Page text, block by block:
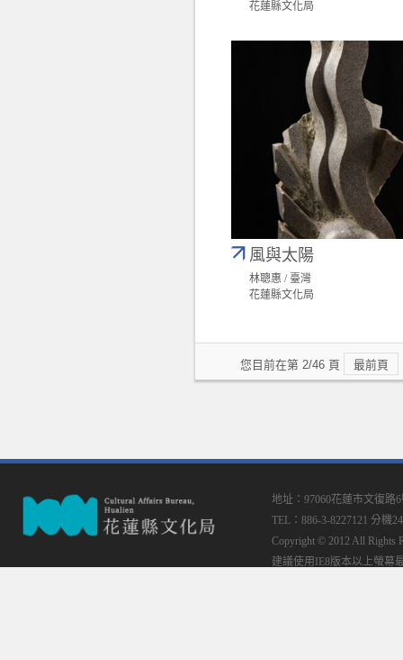
花蓮縣文化局
風與太陽
林聰惠 / 臺灣
花蓮縣文化局
您目前在第 2/46 頁 最前頁
地址：97060花蓮市文復路
TEL：886-3-8227121 分機
Copyright © 2012 All Rights
建議使用IE8版本以上螢幕